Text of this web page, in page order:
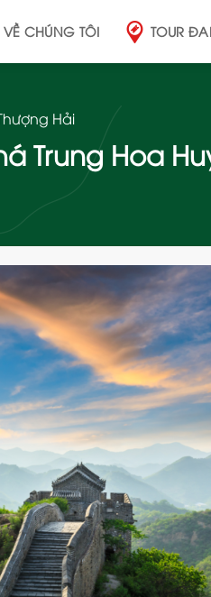
VỀ CHÚNG TÔI TOUR
Hải
Trung Hoa